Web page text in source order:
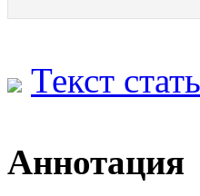
Текст
Аннотация